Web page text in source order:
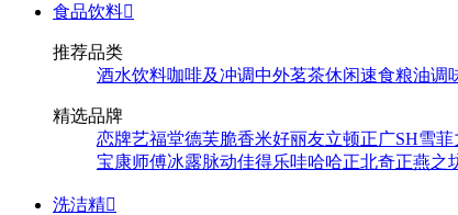
食品饮料
推荐品类
酒水饮料咖啡及冲调中外茗茶休闲速食粮油调
精选品牌
恋牌艺福堂德芙脆香米好丽友立顿正广SH雪菲
宝康师傅冰露脉动佳得乐哇哈哈正北奇正燕之
洗洁精